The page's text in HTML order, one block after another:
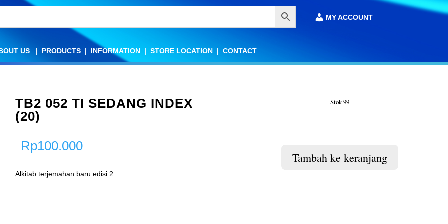
US | PRODUCTS | INFORMATION | STORE LOCATION | CONTACT
MY ACCOUNT
US | PRODUCTS | INFORMATION | STORE LOCATION | CONTACT
MY ACCOUNT
TB2 052 TI SEDANG INDEX
(20)
Rp100.000
Alkitab terjemahan baru edisi 2
Stok 99
Tambah ke keranjang